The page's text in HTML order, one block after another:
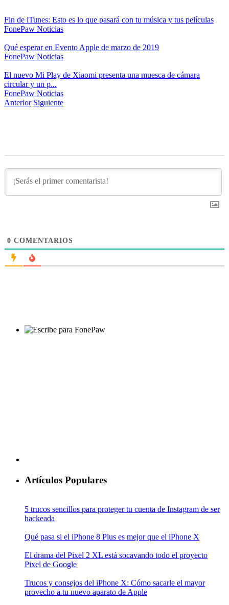
Fin de iTunes: Esto es lo que pasará con tu música y tus películas
FonePaw Noticias
Qué esperar en Evento Apple de marzo de 2019
FonePaw Noticias
El nuevo Mi Play de Xiaomi presenta una muesca de cámara
circular y un p...
FonePaw Noticias
Anterior Siguiente
0 COMENTARIOS
Artículos Populares
5 trucos sencillos para proteger tu cuenta de Instagram de ser
hackeada
Qué pasa si el iPhone 8 Plus es mejor que el iPhone X
El drama del Pixel 2 XL está socavando todo el proyecto
Pixel de Google
Trucos y consejos del iPhone X: Cómo sacarle el mayor
provecho a tu nuevo aparato de Apple